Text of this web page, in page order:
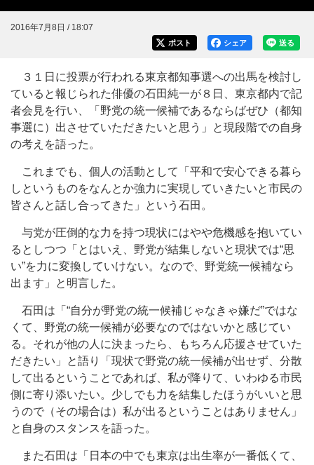
2016年7月8日 / 18:07
送る
シェア
ポスト
３１日に投票が行われる東京都知事選への出馬を検討し
ていると報じられた俳優の石田純一が８日、東京都内で記
者会見を行い、「野党の統一候補であるならばぜひ（都知
事選に）出させていただきたいと思う」と現段階での自身
の考えを語った。
これまでも、個人の活動として「平和で安心できる暮ら
しというものをなんとか強力に実現していきたいと市民の
皆さんと話し合ってきた」という石田。
与党が圧倒的な力を持つ現状にはやや危機感を抱いてい
るとしつつ「とはいえ、野党が結集しないと現状では“思
い”を力に変換していけない。なので、野党統一候補なら
出ます」と明言した。
石田は「“自分が野党の統一候補じゃなきゃ嫌だ”ではな
くて、野党の統一候補が必要なのではないかと感じてい
る。それが他の人に決まったら、もちろん応援させていた
だきたい」と語り「現状で野党の統一候補が出せず、分散
して出るということであれば、私が降りて、いわゆる市民
側に寄り添いたい。少しでも力を結集したほうがいいと思
うので（その場合は）私が出るということはありません」
と自身のスタンスを語った。
また石田は「日本の中でも東京は出生率が一番低くて、